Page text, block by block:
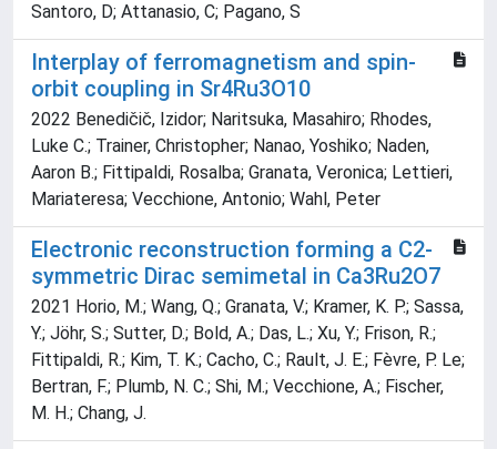
Santoro, D; Attanasio, C; Pagano, S
Interplay of ferromagnetism and spin-
orbit coupling in Sr4Ru3O10
2022 Benedičič, Izidor; Naritsuka, Masahiro; Rhodes,
Luke C.; Trainer, Christopher; Nanao, Yoshiko; Naden,
Aaron B.; Fittipaldi, Rosalba; Granata, Veronica; Lettieri,
Mariateresa; Vecchione, Antonio; Wahl, Peter
Electronic reconstruction forming a C2-
symmetric Dirac semimetal in Ca3Ru2O7
2021 Horio, M.; Wang, Q.; Granata, V.; Kramer, K. P.; Sassa,
Y.; Jöhr, S.; Sutter, D.; Bold, A.; Das, L.; Xu, Y.; Frison, R.;
Fittipaldi, R.; Kim, T. K.; Cacho, C.; Rault, J. E.; Fèvre, P. Le;
Bertran, F.; Plumb, N. C.; Shi, M.; Vecchione, A.; Fischer,
M. H.; Chang, J.